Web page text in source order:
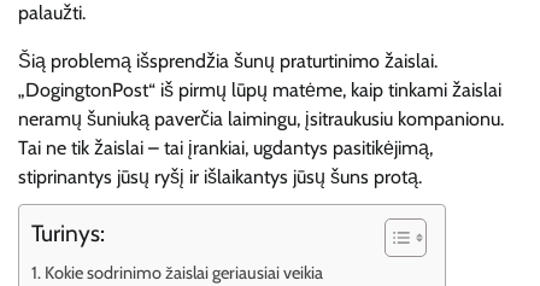
palaužti.
Šią problemą išsprendžia šunų praturtinimo žaislai.
„DogingtonPost“ iš pirmų lūpų matėme, kaip tinkami žaislai
neramų šuniuką paverčia laimingu, įsitraukusiu kompanionu.
Tai ne tik žaislai – tai įrankiai, ugdantys pasitikėjimą,
stiprinantys jūsų ryšį ir išlaikantys jūsų šuns protą.
Turinys:
Kokie sodrinimo žaislai geriausiai veikia